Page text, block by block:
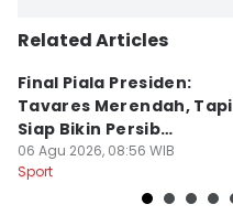
Related Articles
Final Piala Presiden:
Tavares Merendah, Tapi
Siap Bikin Persib
Tumbang
06 Agu 2026, 08:56 WIB
Sport